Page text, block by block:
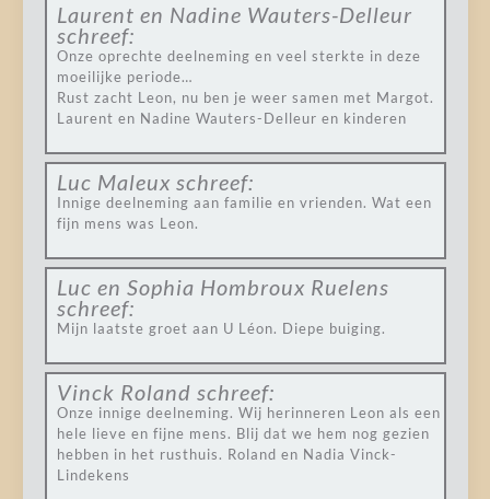
Laurent en Nadine Wauters-Delleur
schreef:
Onze oprechte deelneming en veel sterkte in deze
moeilijke periode…
Rust zacht Leon, nu ben je weer samen met Margot.
Laurent en Nadine Wauters-Delleur en kinderen
Luc Maleux schreef:
Innige deelneming aan familie en vrienden. Wat een
fijn mens was Leon.
Luc en Sophia Hombroux Ruelens
schreef:
Mijn laatste groet aan U Léon. Diepe buiging.
Vinck Roland schreef:
Onze innige deelneming. Wij herinneren Leon als een
hele lieve en fijne mens. Blij dat we hem nog gezien
hebben in het rusthuis. Roland en Nadia Vinck-
Lindekens